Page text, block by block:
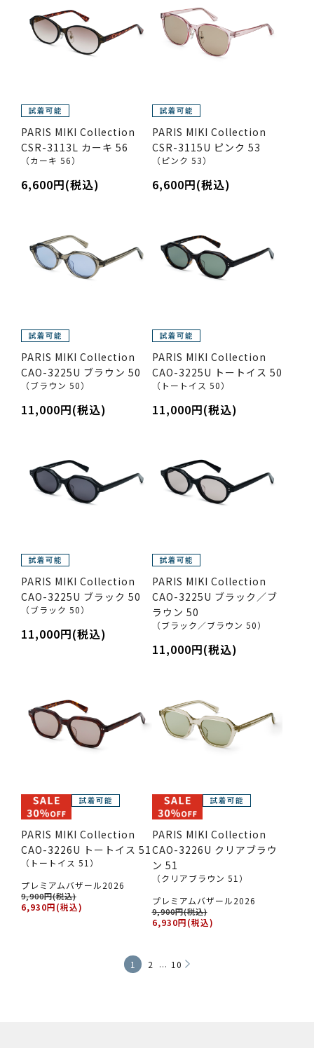
PARIS MIKI Collection
CSR-3113L カーキ 56
（カーキ 56）
6,600円(税込)
PARIS MIKI Collection
CSR-3115U ピンク 53
（ピンク 53）
6,600円(税込)
PARIS MIKI Collection
CAO-3225U ブラウン 50
（ブラウン 50）
11,000円(税込)
PARIS MIKI Collection
CAO-3225U トートイス 50
（トートイス 50）
11,000円(税込)
PARIS MIKI Collection
CAO-3225U ブラック 50
（ブラック 50）
11,000円(税込)
PARIS MIKI Collection
CAO-3225U ブラック／ブ
ラウン 50
（ブラック／ブラウン 50）
11,000円(税込)
PARIS MIKI Collection
CAO-3226U トートイス 51
（トートイス 51）
プレミアムバザール2026
9,900円(税込)
6,930円(税込)
PARIS MIKI Collection
CAO-3226U クリアブラウ
ン 51
（クリアブラウン 51）
プレミアムバザール2026
9,900円(税込)
6,930円(税込)
1 2 ... 10